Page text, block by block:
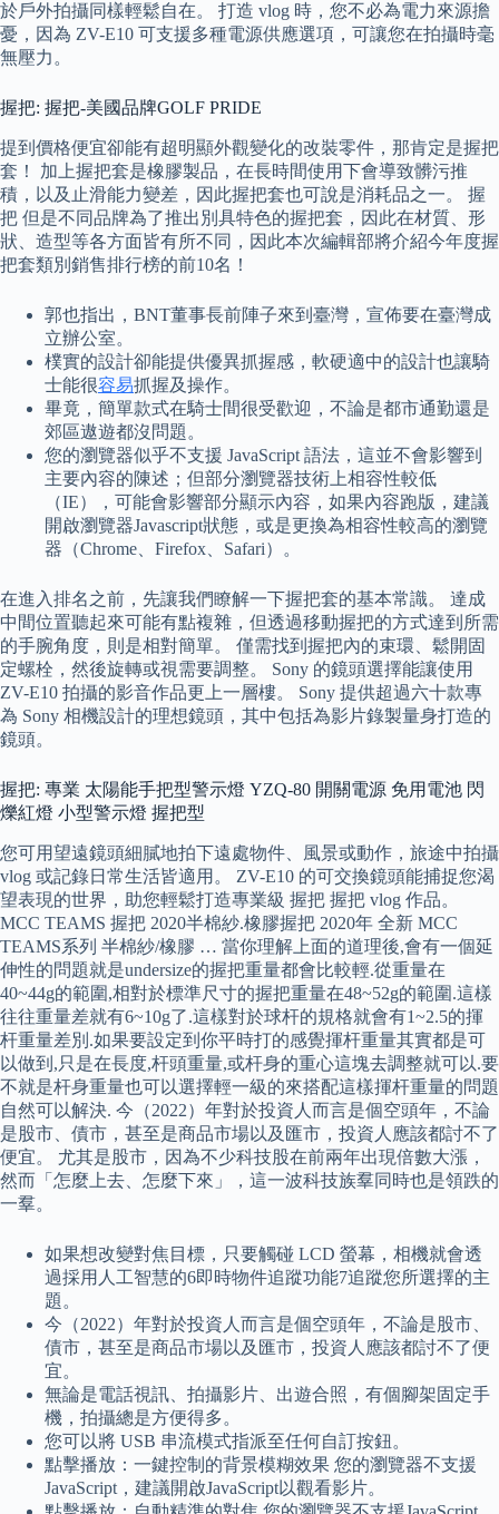
於戶外拍攝同樣輕鬆自在。 打造 vlog 時，您不必為電力來源擔
憂，因為 ZV-E10 可支援多種電源供應選項，可讓您在拍攝時毫
無壓力。
握把: 握把-美國品牌GOLF PRIDE
提到價格便宜卻能有超明顯外觀變化的改裝零件，那肯定是握把
套！ 加上握把套是橡膠製品，在長時間使用下會導致髒污推
積，以及止滑能力變差，因此握把套也可說是消耗品之一。 握
把 但是不同品牌為了推出別具特色的握把套，因此在材質、形
狀、造型等各方面皆有所不同，因此本次編輯部將介紹今年度握
把套類別銷售排行榜的前10名！
郭也指出，BNT董事長前陣子來到臺灣，宣佈要在臺灣成
立辦公室。
樸實的設計卻能提供優異抓握感，軟硬適中的設計也讓騎
士能很容易抓握及操作。
畢竟，簡單款式在騎士間很受歡迎，不論是都市通勤還是
郊區遨遊都沒問題。
您的瀏覽器似乎不支援 JavaScript 語法，這並不會影響到
主要內容的陳述；但部分瀏覽器技術上相容性較低
（IE），可能會影響部分顯示內容，如果內容跑版，建議
開啟瀏覽器Javascript狀態，或是更換為相容性較高的瀏覽
器（Chrome、Firefox、Safari）。
在進入排名之前，先讓我們瞭解一下握把套的基本常識。 達成
中間位置聽起來可能有點複雜，但透過移動握把的方式達到所需
的手腕角度，則是相對簡單。 僅需找到握把內的束環、鬆開固
定螺栓，然後旋轉或視需要調整。 Sony 的鏡頭選擇能讓使用
ZV-E10 拍攝的影音作品更上一層樓。 Sony 提供超過六十款專
為 Sony 相機設計的理想鏡頭，其中包括為影片錄製量身打造的
鏡頭。
握把: 專業 太陽能手把型警示燈 YZQ-80 開關電源 免用電池 閃
爍紅燈 小型警示燈 握把型
您可用望遠鏡頭細膩地拍下遠處物件、風景或動作，旅途中拍攝
vlog 或記錄日常生活皆適用。 ZV-E10 的可交換鏡頭能捕捉您渴
望表現的世界，助您輕鬆打造專業級 握把 握把 vlog 作品。
MCC TEAMS 握把 2020半棉紗.橡膠握把 2020年 全新 MCC
TEAMS系列 半棉紗/橡膠 … 當你理解上面的道理後,會有一個延
伸性的問題就是undersize的握把重量都會比較輕.從重量在
40~44g的範圍,相對於標準尺寸的握把重量在48~52g的範圍.這樣
往往重量差就有6~10g了.這樣對於球杆的規格就會有1~2.5的揮
杆重量差別.如果要設定到你平時打的感覺揮杆重量其實都是可
以做到,只是在長度,杆頭重量,或杆身的重心這塊去調整就可以.要
不就是杆身重量也可以選擇輕一級的來搭配這樣揮杆重量的問題
自然可以解決. 今（2022）年對於投資人而言是個空頭年，不論
是股市、債市，甚至是商品市場以及匯市，投資人應該都討不了
便宜。 尤其是股市，因為不少科技股在前兩年出現倍數大漲，
然而「怎麼上去、怎麼下來」，這一波科技族羣同時也是領跌的
一羣。
如果想改變對焦目標，只要觸碰 LCD 螢幕，相機就會透
過採用人工智慧的6即時物件追蹤功能7追蹤您所選擇的主
題。
今（2022）年對於投資人而言是個空頭年，不論是股市、
債市，甚至是商品市場以及匯市，投資人應該都討不了便
宜。
無論是電話視訊、拍攝影片、出遊合照，有個腳架固定手
機，拍攝總是方便得多。
您可以將 USB 串流模式指派至任何自訂按鈕。
點擊播放：一鍵控制的背景模糊效果 您的瀏覽器不支援
JavaScript，建議開啟JavaScript以觀看影片。